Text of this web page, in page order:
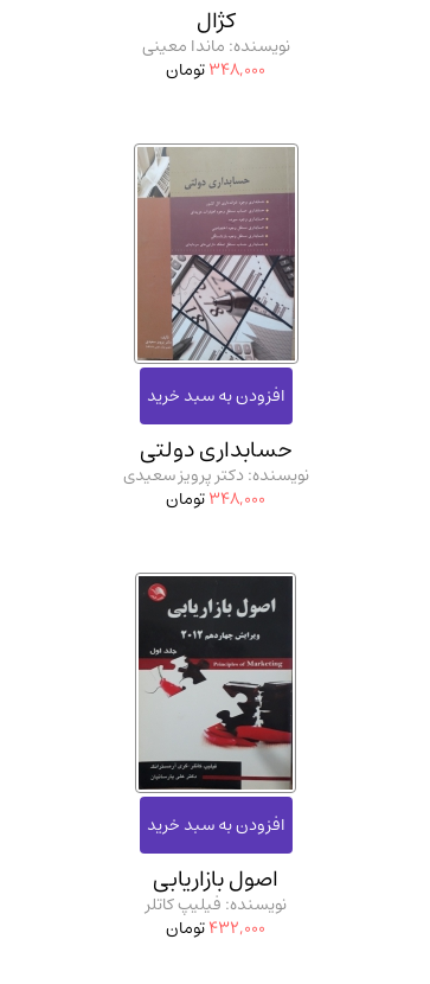
کژال
نویسنده: ماندا معینی
348,000تومان
حسابداری دولتی
نویسنده: دکتر پرویز سعیدی
348,000تومان
اصول بازاریابی
نویسنده: فیلیپ کاتلر
432,000تومان